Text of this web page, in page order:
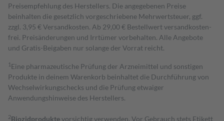
Preisempfehlung des Herstellers. Die angegebenen Preise
beinhalten die gesetzlich vorgeschriebene Mehrwertsteuer, ggf.
zzgl. 3,95 € Versandkosten. Ab 29,00 € Bestell­wert versand­kosten­
frei. Preisänderungen und Irrtümer vorbehalten. Alle Angebote
und Gratis-Beigaben nur solange der Vorrat reicht.
1 Eine pharmazeutische Prüfung der Arzneimittel und sonstigen
Produkte in deinem Warenkorb beinhaltet die Durchführung von
Wechselwirkungschecks und die Prüfung etwaiger
Anwendungshinweise des Herstellers.
2Biozidproduktevorsichtig verwenden. Vor Gebrauch stets Etikett